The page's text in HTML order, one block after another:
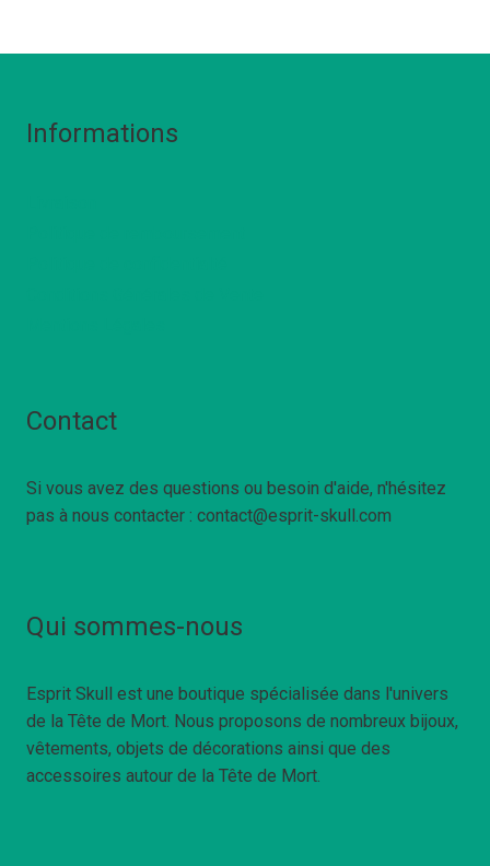
Informations
Contact
Si vous avez des questions ou besoin d'aide, n'hésitez
pas à nous contacter : contact@esprit-skull.com
Qui sommes-nous
Esprit Skull est une boutique spécialisée dans l'univers
de la Tête de Mort. Nous proposons de nombreux bijoux,
vêtements, objets de décorations ainsi que des
accessoires autour de la Tête de Mort.